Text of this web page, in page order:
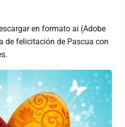
en formato ai (Adobe
de felicitación de Pascua con